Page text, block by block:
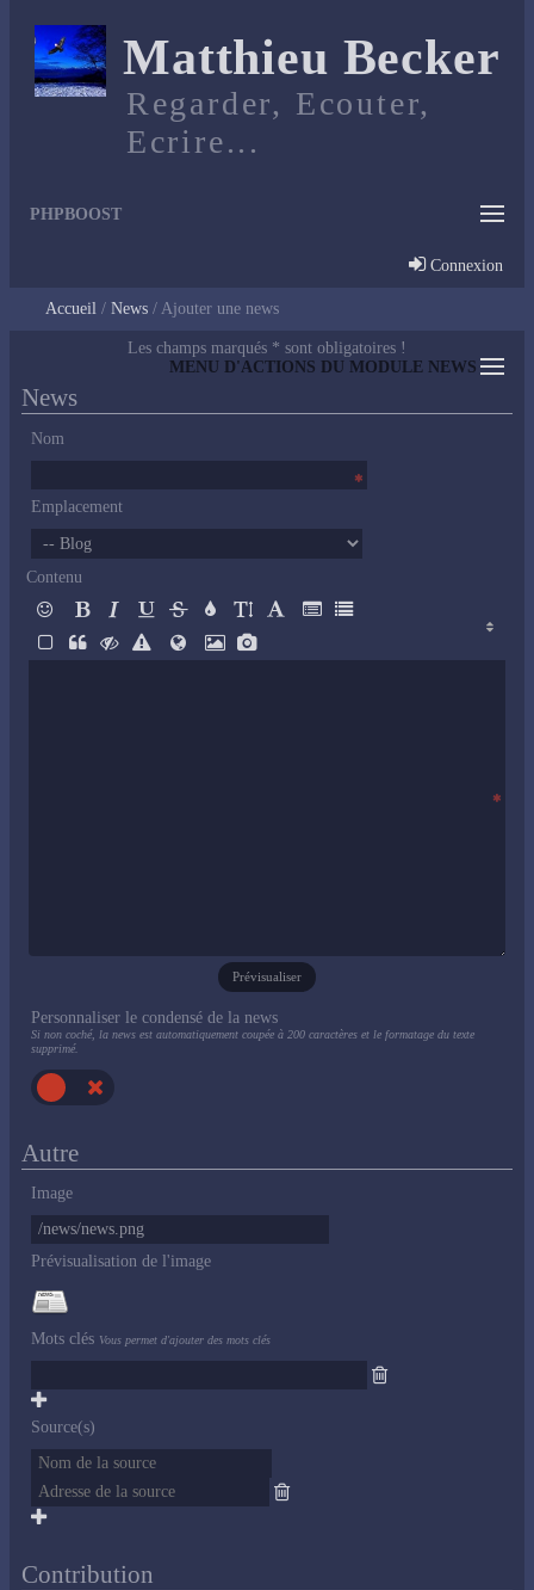
Matthieu Becker
Regarder, Ecouter,
Ecrire...
PHPBOOST
Connexion
Accueil News Ajouter une news
MENU D'ACTIONS DU MODULE NEWS
Les champs marqués * sont obligatoires !
News
Nom
Emplacement
Contenu
Prévisualiser
Personnaliser le condensé de la news
Si non coché, la news est automatiquement coupée à 200 caractères et le formatage du texte
supprimé.
Autre
Image
Prévisualisation de l'image
Mots clés Vous permet d'ajouter des mots clés
Source(s)
Contribution